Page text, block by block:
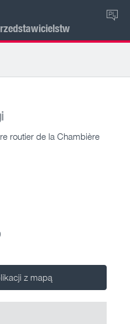
PL
routier de la Chambière
z mapą